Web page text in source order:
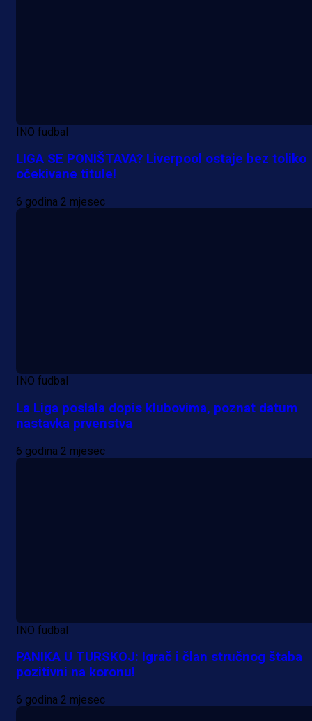
INO fudbal
LIGA SE PONIŠTAVA? Liverpool ostaje bez toliko
očekivane titule!
6 godina 2 mjesec
INO fudbal
La Liga poslala dopis klubovima, poznat datum
nastavka prvenstva
6 godina 2 mjesec
INO fudbal
PANIKA U TURSKOJ: Igrač i član stručnog štaba
pozitivni na koronu!
6 godina 2 mjesec